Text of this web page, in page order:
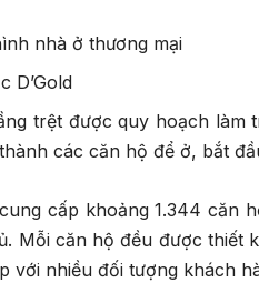
nhà ở thương mại
D’Gold
trệt được quy hoạch làm
các căn hộ để ở, bắt
cấp khoảng 1.344 căn
Mỗi căn hộ đều được thiết
với nhiều đối tượng khách